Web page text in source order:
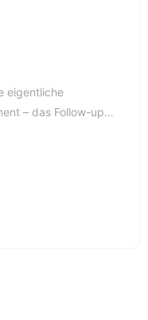
eigentliche
– das Follow-up
stimmt.